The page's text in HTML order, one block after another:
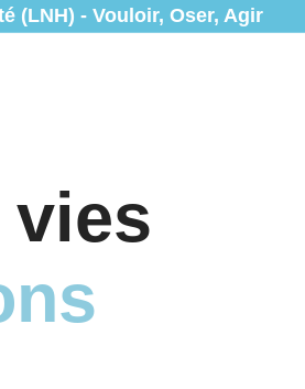
(LNH) - Vouloir, Oser, Agir
vies